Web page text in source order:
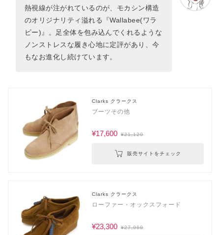
熱視線が注がれているのが、モカシン構造
のオリジナリティ溢れる『Wallabee(ワラ
ビー)』。足全体を包み込んでくれるような
ノンストレスな履き心地に定評があり、今
もなお進化し続けています。
Clarks クラークス
ブーツその他
¥17,600 ¥21,120
販売サイトをチェック
Clarks クラークス
ローファー・オックスフォード
¥23,300 ¥27,960